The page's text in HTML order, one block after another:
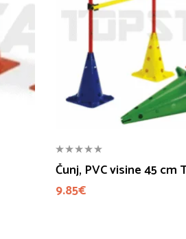
Čunj, PVC visine 45 cm
9.85€